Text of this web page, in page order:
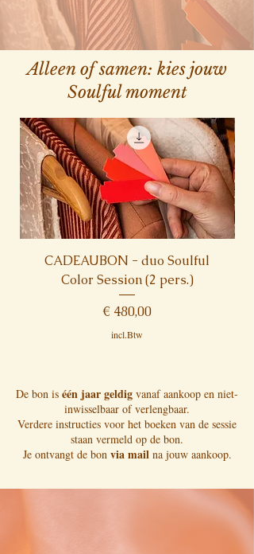
Alleen of samen: kies jouw
Soulful moment
CADEAUBON - duo Soulful
Color Session (2 pers.)
Prijs
€ 480,00
incl.Btw
De bon is één jaar geldig vanaf aankoop en niet-
inwisselbaar of verlengbaar.
Verdere instructies voor het boeken van de sessie
staan vermeld op de bon.
Je ontvangt de bon via mailna jouw aankoop.